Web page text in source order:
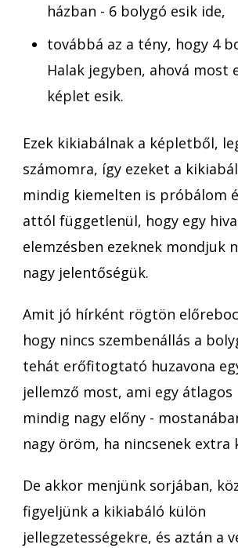
házban - 6 bolygó esik ide,
továbbá az a tény, hogy 4
Halak jegyben, ahová most
képlet esik.
Ezek kikiabálnak a képletből,
számomra, így ezeket a
mindig kiemelten is próbálom
attól függetlenül, hogy egy
elemzésben ezeknek mondjuk
nagy jelentőségük.
Amit jó hírként rögtön
hogy nincs szembenállás a
tehát erőfitogtató huzavona
jellemző most, ami egy
mindig nagy előny -
nagy öröm, ha nincsenek extra
De akkor menjünk sorjában,
figyeljünk a kikiabáló külön
jellegzetességekre, és aztán a